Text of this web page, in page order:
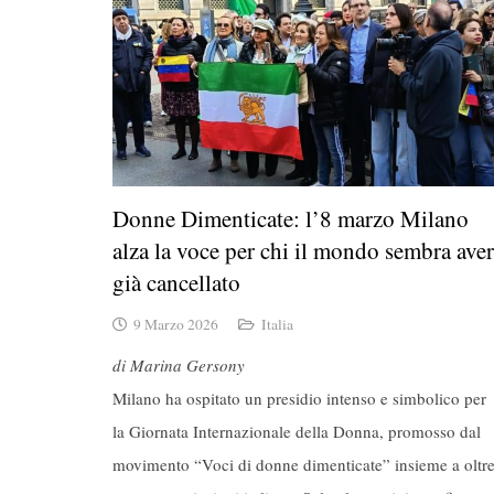
Donne Dimenticate: l’8 marzo Milano
alza la voce per chi il mondo sembra aver
già cancellato
9 Marzo 2026 Italia
di Marina Gersony
Milano ha ospitato un presidio intenso e simbolico per
la Giornata Internazionale della Donna, promosso dal
movimento “Voci di donne dimenticate” insieme a oltre